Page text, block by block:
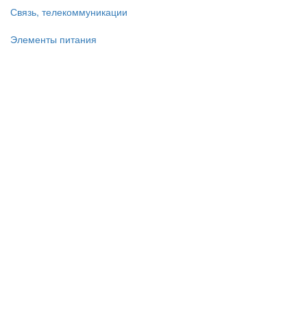
Связь, телекоммуникации
Элементы питания